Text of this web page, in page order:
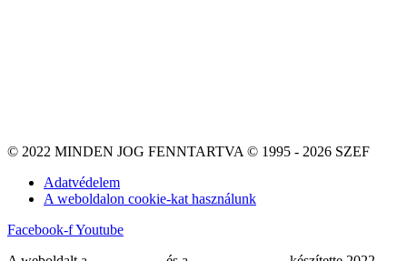
© 2022 MINDEN JOG FENNTARTVA © 1995 - 2026 SZEF
Adatvédelem
A weboldalon cookie-kat használunk
Facebook-fYoutube